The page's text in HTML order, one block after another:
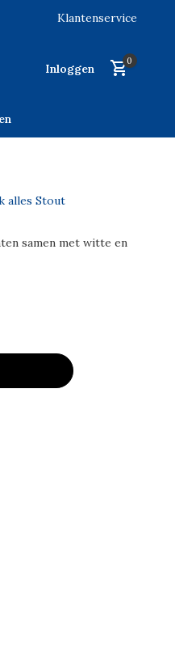
Klantenservice
Inloggen
0
alles Stout
samen met witte en